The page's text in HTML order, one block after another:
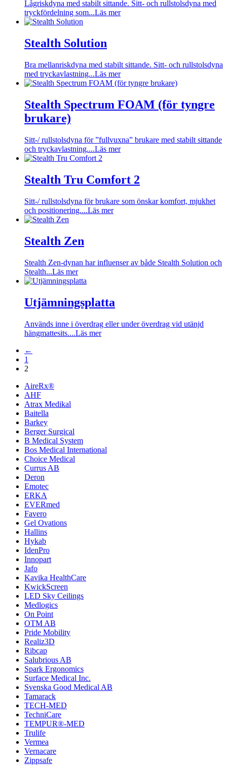
Lågriskdyna med stabilt sittande. Sitt- och rullstolsdyna med
tryckfördelning som...Läs mer
Stealth Solution
Bra mellanriskdyna med stabilt sittande. Sitt- och rullstolsdyna
med tryckavlastning...Läs mer
Stealth Spectrum FOAM (för tyngre
brukare)
Sitt-/ rullstolsdyna för ”fullvuxna” brukare med stabilt sittande
och tryckavlastning....Läs mer
Stealth Tru Comfort 2
Sitt-/ rullstolsdyna för brukare som önskar komfort, mjukhet
och positionering....Läs mer
Stealth Zen
Stealth Zen-dynan har influenser av både Stealth Solution och
Stealth...Läs mer
Utjämningsplatta
Används inne i överdrag eller under överdrag vid utänjd
hängmattesits....Läs mer
←
1
2
AireRx®
AHF
Atrax Medikal
Baitella
Barkey
Berger Surgical
B Medical System
Bos Medical International
Choice Medical
Currus AB
Deron
Emotec
ERKA
EVERmed
Favero
Gel Ovations
Hallins
Hykab
IdenPro
Innopart
Jafo
Kavika HealthCare
KwickScreen
LED Sky Ceilings
Medlogics
On Point
OTM AB
Pride Mobility
Realiz3D
Ribcap
Salubrious AB
Spark Ergonomics
Surface Medical Inc.
Svenska Good Medical AB
Tamarack
TECH-MED
TechniCare
TEMPUR®-MED
Trulife
Vermea
Vernacare
Zippsafe